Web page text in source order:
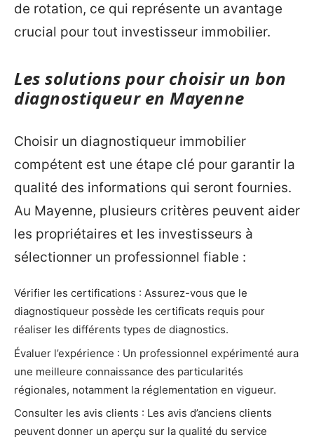
de rotation, ce qui représente un avantage
crucial pour tout investisseur immobilier.
Les solutions pour choisir un bon
diagnostiqueur en Mayenne
Choisir un diagnostiqueur immobilier
compétent est une étape clé pour garantir la
qualité des informations qui seront fournies.
Au Mayenne, plusieurs critères peuvent aider
les propriétaires et les investisseurs à
sélectionner un professionnel fiable :
Vérifier les certifications : Assurez-vous que le
diagnostiqueur possède les certificats requis pour
réaliser les différents types de diagnostics.
Évaluer l’expérience : Un professionnel expérimenté aura
une meilleure connaissance des particularités
régionales, notamment la réglementation en vigueur.
Consulter les avis clients : Les avis d’anciens clients
peuvent donner un aperçu sur la qualité du service